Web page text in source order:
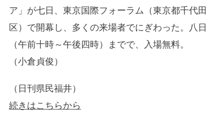
ア」が七日、東京国際フォーラム（東京都千代田
区）で開幕し、多くの来場者でにぎわった。八日
（午前十時～午後四時）までで、入場無料。
（小倉貞俊）
（日刊県民福井）
続きはこちらから